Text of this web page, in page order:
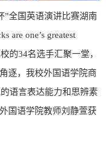
”全国英语演讲比赛湖南
are one’s greatest
的34名选手汇聚一堂，
逐，我校外国语学院商
语言表达能力和思辨素
国语学院教师刘静萱获